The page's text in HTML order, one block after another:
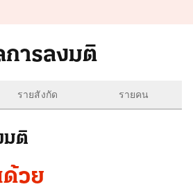
การลงมติ
รายสังกัด รายคน
มติ
ด้วย